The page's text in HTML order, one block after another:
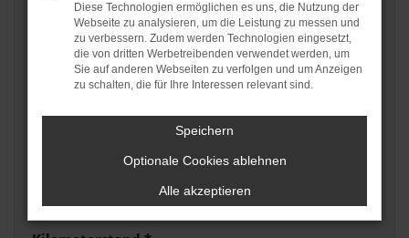
Getriebe*
Leistung in PS *
Diese Technologien ermöglichen es uns, die Nutzung der
Webseite zu analysieren, um die Leistung zu messen und
zu verbessern. Zudem werden Technologien eingesetzt,
die von dritten Werbetreibenden verwendet werden, um
Sie auf anderen Webseiten zu verfolgen und um Anzeigen
zu schalten, die für Ihre Interessen relevant sind.
Speichern
Optionale Cookies ablehnen
Alle akzeptieren